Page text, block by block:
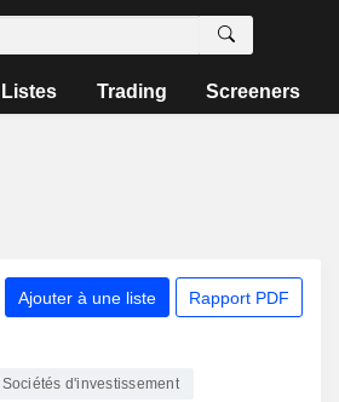
Listes Trading Screeners
Ajouter à une liste Rapport PDF
Sociétés d'investissement